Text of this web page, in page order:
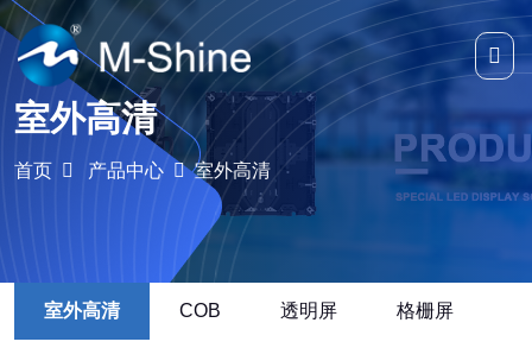
室外高清
首页 产品中心 室外高清
室外高清 COB 透明屏 格栅屏